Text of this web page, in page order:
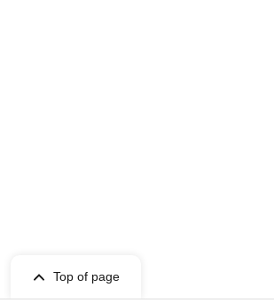
Top of page